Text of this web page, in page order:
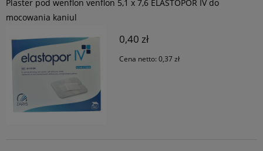
Plaster pod wenflon venflon 5,1 x 7,6 ELASTOPOR IV do
mocowania kaniul
0,40 zł
Cena netto: 0,37 zł